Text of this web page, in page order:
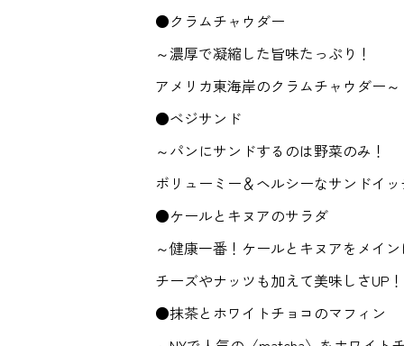
●クラムチャウダー
～濃厚で凝縮した旨味たっぷり！
アメリカ東海岸のクラムチャウダー～
●ベジサンド
～パンにサンドするのは野菜のみ！
ボリューミー＆ヘルシーなサンドイッ
●ケールとキヌアのサラダ
～健康一番！ケールとキヌアをメイン
チーズやナッツも加えて美味しさUP
●抹茶とホワイトチョコのマフィン